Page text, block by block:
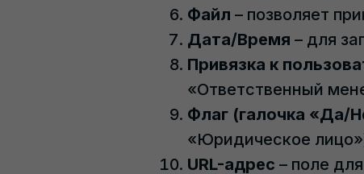
Файл – позволяет
Дата/Время – для
Привязка к
«Ответственный
Флаг (галочка «Да/
«Юридическое
URL-адрес – поле